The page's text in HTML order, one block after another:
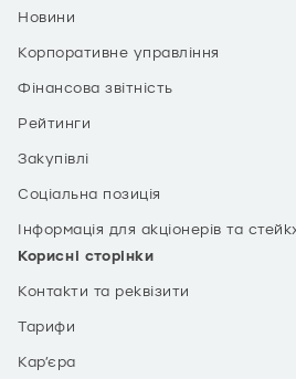
Новини
Корпоративне управління
Фінансова звітність
Рейтинги
Закупівлі
Соціальна позиція
Інформація для акціонерів та
Корисні сторінки
Контакти та реквізити
Тарифи
Кар’єра